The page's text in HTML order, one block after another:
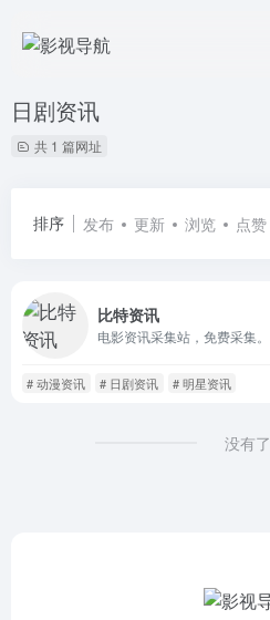
日剧资讯
共 1 篇网址
排序 发布 更新 浏览 点赞
比特资讯
电影资讯采集站，免费采集。
# 动漫资讯 # 日剧资讯 # 明星资讯
没有了